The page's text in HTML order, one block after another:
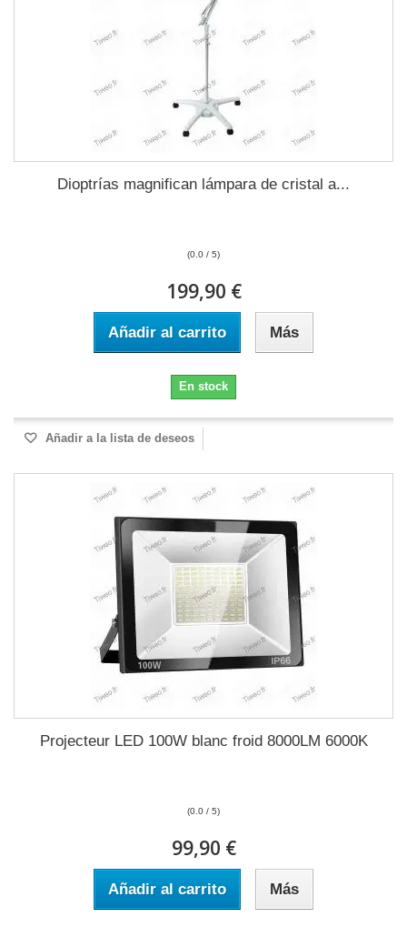
Dioptrías magnifican lámpara de cristal a...
(0.0 / 5)
199,90 €
Añadir al carrito Más
En stock
Añadir a la lista de deseos
Projecteur LED 100W blanc froid 8000LM 6000K
(0.0 / 5)
99,90 €
Añadir al carrito Más